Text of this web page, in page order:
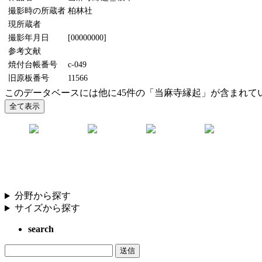
撮影時の所蔵者 柏林社
現所蔵者
撮影年月日
[00000000]
参考文献
焼付台帳番号
c-049
旧原板番号
11566
このデータベースには他に45件の「当麻寺縁起」が含まれて
分野から探す
サイズから探す
search